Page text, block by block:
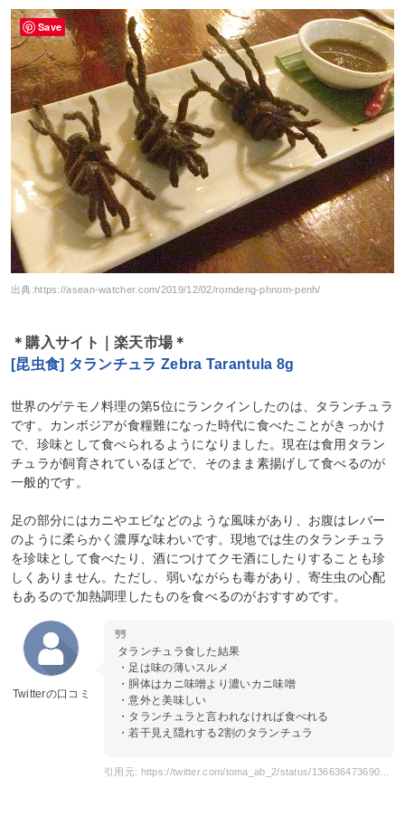
出典:https://asean-watcher.com/2019/12/02/romdeng-phnom-penh/
＊購入サイト｜楽天市場＊
[昆虫食] タランチュラ Zebra Tarantula 8g
世界のゲテモノ料理の第5位にランクインしたのは、タランチュラ
です。カンボジアが食糧難になった時代に食べたことがきっかけ
で、珍味として食べられるようになりました。現在は食用タラン
チュラが飼育されているほどで、そのまま素揚げして食べるのが
一般的です。
足の部分にはカニやエビなどのような風味があり、お腹はレバー
のように柔らかく濃厚な味わいです。現地では生のタランチュラ
を珍味として食べたり、酒につけてクモ酒にしたりすることも珍
しくありません。ただし、弱いながらも毒があり、寄生虫の心配
もあるので加熱調理したものを食べるのがおすすめです。
Twitterの口コミ
タランチュラ食した結果
・足は味の薄いスルメ
・胴体はカニ味噌より濃いカニ味噌
・意外と美味しい
・タランチュラと言われなければ食べれる
・若干見え隠れする2割のタランチュラ
Save